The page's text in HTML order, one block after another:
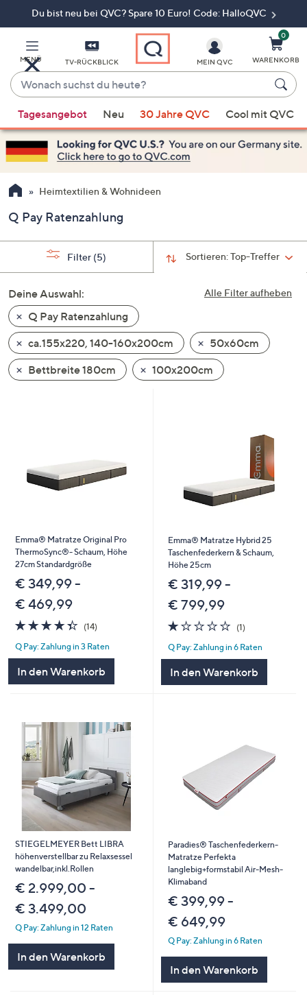
Du bist neu bei QVC? Spare 10 Euro! Code: HalloQVC
MENÜ TV-RÜCKBLICK
Wonach
suchst
du
heute?
Vorschläge
verfügbar
sind,
verwenden
Sie
Pfeiltasten
nach
und
nach
unten
oder
wischen
Sie
auf
rechts,
MEIN QVC
0
WARENKORB
Tagesangebot Neu 30 Jahre QVC Cool mit QVC
Heimtextilien & Wohnideen
Q Pay Ratenzahlung
Sortieren:Top-Treffer
Filter (5)
Alle Filter aufheben
Deine Auswahl:
Q Pay Ratenzahlung
ca.155x220, 140-160x200cm
50x60cm
Bettbreite 180cm
100x200cm
Emma® Matratze Original Pro
ThermoSync®- Schaum, Höhe
27cm Standardgröße
€ 349,99 -
€ 469,99
4.4
von
5
(14)14
Q Pay: Zahlung in 3 Raten
In den Warenkorb
Emma® Matratze Hybrid 25
Taschenfederkern & Schaum,
Höhe 25cm
€ 319,99 -
€ 799,99
1.0
von
5
(1)1
Q Pay: Zahlung in 6 Raten
In den Warenkorb
STIEGELMEYER Bett LIBRA
höhenverstellbar zu Relaxsessel
wandelbar,inkl.Rollen
€ 2.999,00 -
€ 3.499,00
Q Pay: Zahlung in 12 Raten
In den Warenkorb
Paradies® Taschenfederkern-
Matratze Perfekta
langlebig+formstabil Air-Mesh-
Klimaband
€ 399,99 -
€ 649,99
Q Pay: Zahlung in 6 Raten
In den Warenkorb